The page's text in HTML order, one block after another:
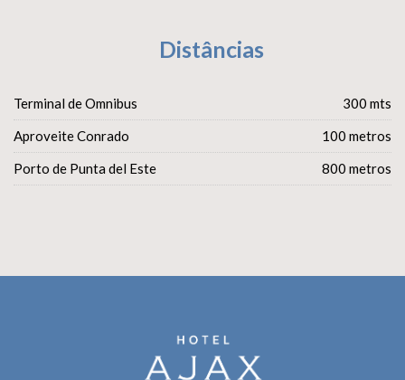
Distâncias
Terminal de Omnibus
300 mts
Aproveite Conrado
100 metros
Porto de Punta del Este
800 metros